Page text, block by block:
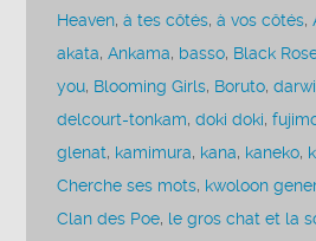
Heaven,à tes côtés,à vos côtés,
akata,Ankama, basso, Black
you, Blooming Girls, Boruto,
delcourt-tonkam,doki doki,
glenat, kamimura, kana, kaneko,
Cherche ses mots, kwoloon
Clan des Poe, le gros chat et la